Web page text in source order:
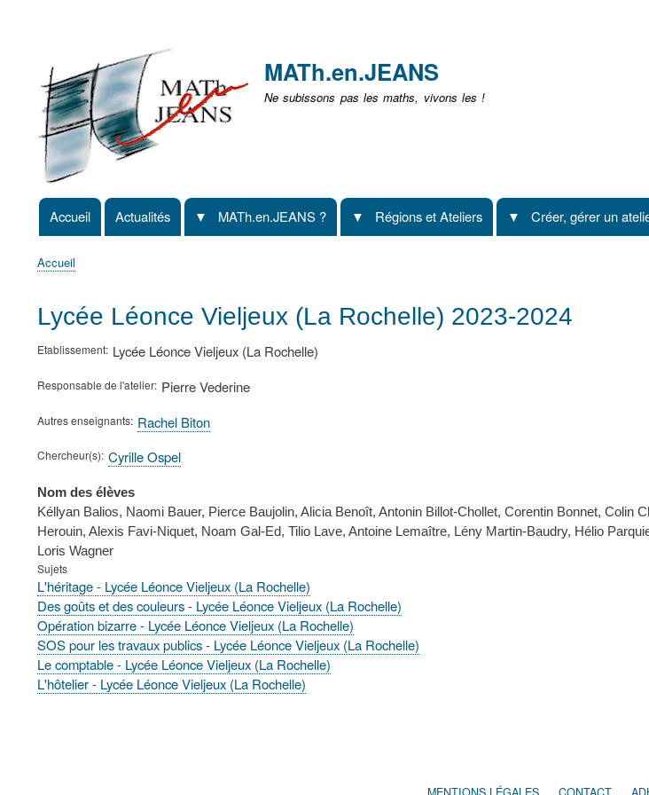
non
identifié
MATh.en.JEANS
Ne subissons pas les maths, vivons les !
Navigation
principale
Accueil Actualités MATh.en.JEANS ? Régions et Ateliers Créer, gérer un
d'Ariane
Accueil
Lycée Léonce Vieljeux (La Rochelle) 2023-2024
Etablissement Lycée Léonce Vieljeux (La Rochelle)
Responsable de l'atelier Pierre Vederine
Autres enseignants Rachel Biton
Chercheur(s) Cyrille Ospel
Nom des élèves
Kéllyan Balios, Naomi Bauer, Pierce Baujolin, Alicia Benoît, Antonin Billot-Chollet, Corentin Bonnet,
Herouin, Alexis Favi-Niquet, Noam Gal-Ed, Tilio Lave, Antoine Lemaître, Lény Martin-Baudry, Hélio
Loris Wagner
Sujets
L'héritage - Lycée Léonce Vieljeux (La Rochelle)
Des goûts et des couleurs - Lycée Léonce Vieljeux (La Rochelle)
Opération bizarre - Lycée Léonce Vieljeux (La Rochelle)
SOS pour les travaux publics - Lycée Léonce Vieljeux (La Rochelle)
Le comptable - Lycée Léonce Vieljeux (La Rochelle)
L'hôtelier - Lycée Léonce Vieljeux (La Rochelle)